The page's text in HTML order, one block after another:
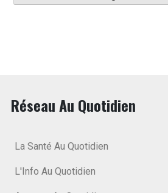
Réseau Au Quotidien
La Santé Au Quotidien
L'Info Au Quotidien